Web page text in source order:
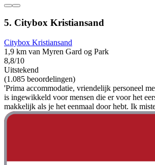
5. Citybox Kristiansand
Citybox Kristiansand
1,9 km van Myren Gard og Park
8,8/10
Uitstekend
(1.085 beoordelingen)
'Prima accommodatie, vriendelijk personeel
is ingewikkeld voor mensen die er voor het
makkelijk als je het eenmaal door hebt. Ik